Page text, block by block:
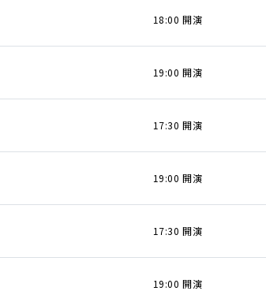
18:00 開演
19:00 開演
17:30 開演
19:00 開演
17:30 開演
19:00 開演